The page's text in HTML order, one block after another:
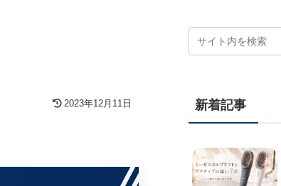
2023年12月11日 新着記事